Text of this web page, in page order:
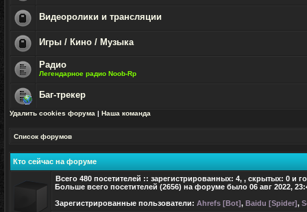
непрочитанных
сообщений
закрыт
Видеоролики и трансляции
закрыт
Игры / Кино / Музыка
непрочитанных
сообщений
Радио
Легендарное радио Noob-Rp
непрочитанных
Баг-трекер
Удалить cookies форума | Наша команда
Список форумов
Кто сейчас на форуме
Всего 480 посетителей :: зарегистрированных: 4, , скрытых: 0 и
Больше всего посетителей (2656) на форуме было 06 авг 2022,
Зарегистрированные пользователи: Ahrefs [Bot], Baidu [Spider],